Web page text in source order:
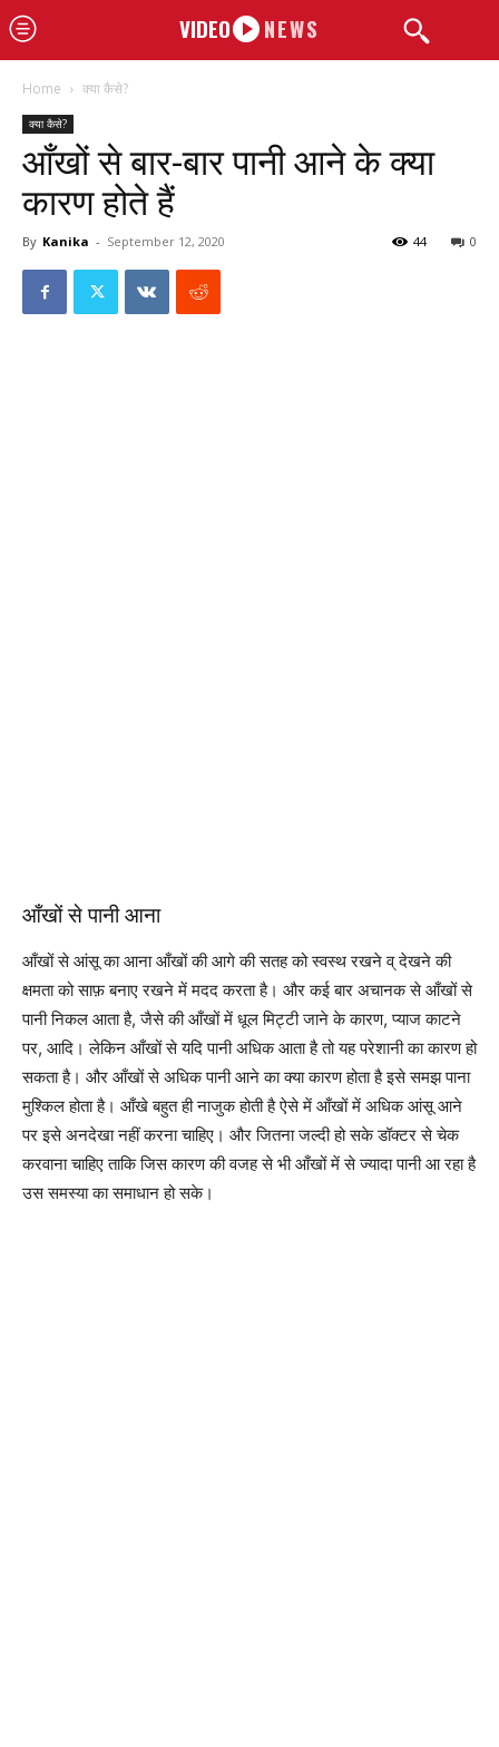
VIDEO NEWS
Home क्या कैसे?
क्या कैसे?
आँखों से बार-बार पानी आने के क्या
कारण होते हैं
By Kanika - September 12, 2020 0
44
आँखों से पानी आना
आँखों से आंसू का आना आँखों की आगे की सतह को स्वस्थ रखने व् देखने की
क्षमता को साफ़ बनाए रखने में मदद करता है। और कई बार अचानक से आँखों से
पानी निकल आता है, जैसे की आँखों में धूल मिट्टी जाने के कारण, प्याज काटने
पर, आदि। लेकिन आँखों से यदि पानी अधिक आता है तो यह परेशानी का कारण हो
सकता है। और आँखों से अधिक पानी आने का क्या कारण होता है इसे समझ पाना
मुश्किल होता है। आँखे बहुत ही नाजुक होती है ऐसे में आँखों में अधिक आंसू आने
पर इसे अनदेखा नहीं करना चाहिए। और जितना जल्दी हो सके डॉक्टर से चेक
करवाना चाहिए ताकि जिस कारण की वजह से भी आँखों में से ज्यादा पानी आ रहा है
उस समस्या का समाधान हो सके।